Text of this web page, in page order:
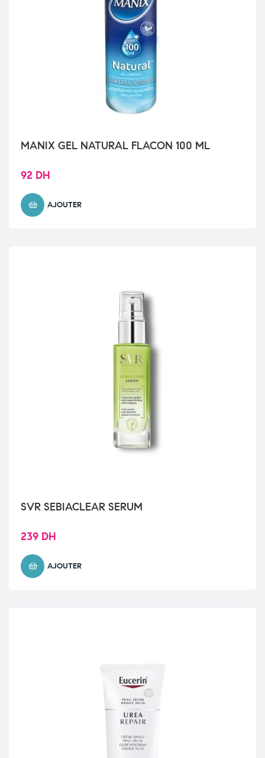
MANIX GEL NATURAL FLACON 100 ML
92 DH
AJOUTER
SVR SEBIACLEAR SERUM
239 DH
AJOUTER